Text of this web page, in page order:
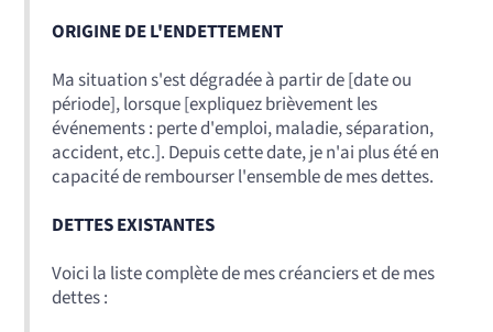
ORIGINE DE L'ENDETTEMENT
Ma situation s'est dégradée à partir de [date ou
période], lorsque [expliquez brièvement les
événements : perte d'emploi, maladie, séparation,
accident, etc.]. Depuis cette date, je n'ai plus été en
capacité de rembourser l'ensemble de mes dettes.
DETTES EXISTANTES
Voici la liste complète de mes créanciers et de mes
dettes :